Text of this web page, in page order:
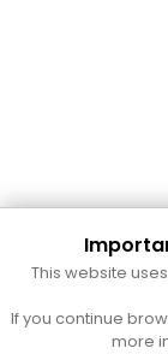
C. de
Horari
This website
If you continue
more